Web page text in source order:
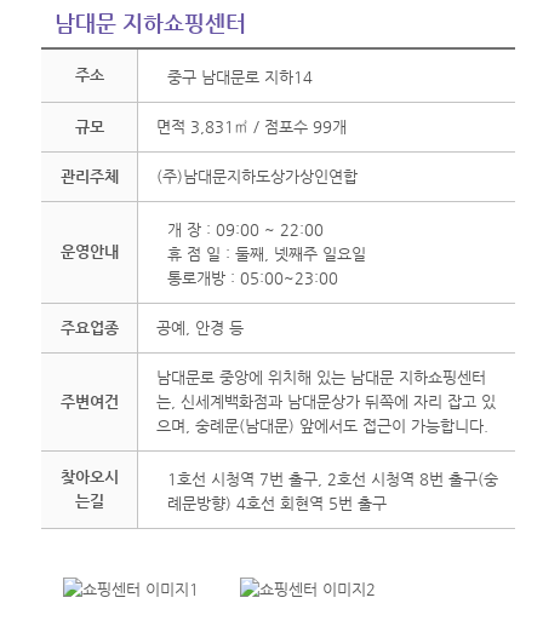
남대문 지하쇼핑센터
주소 중구 남대문로 지하14
규모 면적 3,831㎡ / 점포수 99개
관리주체 (주)남대문지하도상가상인연합
운영안내
개 장 : 09:00 ~ 22:00
휴 점 일 : 둘째, 넷째주 일요일
통로개방 : 05:00~23:00
주요업종 공예, 안경 등
주변여건
남대문로 중앙에 위치해 있는 남대문 지하쇼핑센터
는, 신세계백화점과 남대문상가 뒤쪽에 자리 잡고 있
으며, 숭례문(남대문) 앞에서도 접근이 가능합니다.
찾아오시
는길
1호선 시청역 7번 출구, 2호선 시청역 8번 출구(숭
례문방향) 4호선 회현역 5번 출구